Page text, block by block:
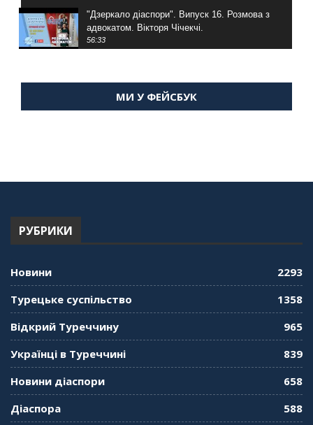
"Дзеркало діаспори". Випуск 16. Розмова з
адвокатом. Вікторя Чічекчі.
56:33
Мухарський про життя в Туреччині
"Дзеркало діаспори". Випуск 13. МУШ в
"Дзеркало діаспори". Випуск 11. Олександр
Середа
"Дзеркало діаспори". Випуск 10. Тонкощі та
МИ У ФЕЙСБУК
РУБРИКИ
Новини
2293
Турецьке суспільство
1358
Відкрий Туреччину
965
Українці в Туреччині
839
Новини діаспори
658
Діаспора
588